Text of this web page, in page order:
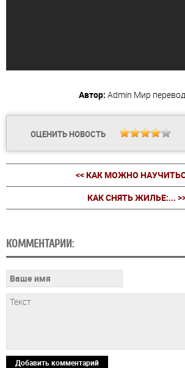
Автор: Admin Мир
ОЦЕНИТЬ НОВОСТЬ
<< КАК МОЖНО
КАК СНЯТЬ ЖИЛЬЕ:...
КОММЕНТАРИИ:
Добавить комментарий